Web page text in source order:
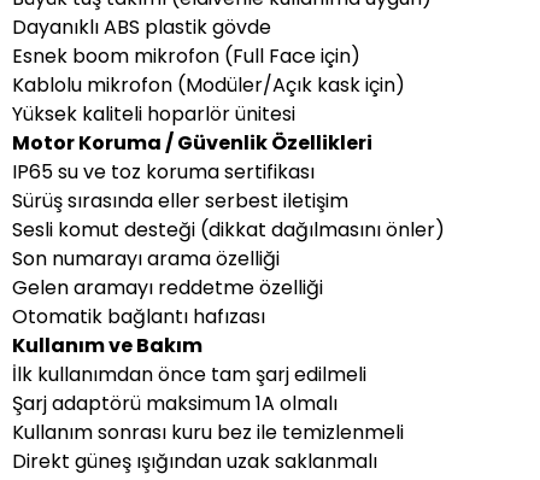
Dayanıklı ABS plastik gövde
Esnek boom mikrofon (Full Face için)
Kablolu mikrofon (Modüler/Açık kask için)
Yüksek kaliteli hoparlör ünitesi
Motor Koruma / Güvenlik Özellikleri
IP65 su ve toz koruma sertifikası
Sürüş sırasında eller serbest iletişim
Sesli komut desteği (dikkat dağılmasını önler)
Son numarayı arama özelliği
Gelen aramayı reddetme özelliği
Otomatik bağlantı hafızası
Kullanım ve Bakım
İlk kullanımdan önce tam şarj edilmeli
Şarj adaptörü maksimum 1A olmalı
Kullanım sonrası kuru bez ile temizlenmeli
Direkt güneş ışığından uzak saklanmalı